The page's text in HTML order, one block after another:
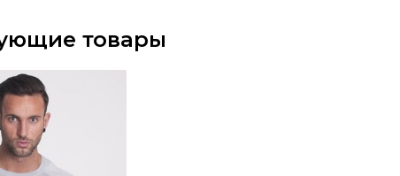
товары